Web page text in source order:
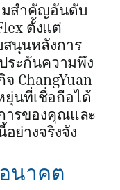
มสำคัญอันดับ
ตั้งแต่
นุนหลังการ
ระกันความพึง
ChangYuan
ยุ่นที่เชื่อถือได้
ารของคุณและ
ย่างจริงจัง
นาคต